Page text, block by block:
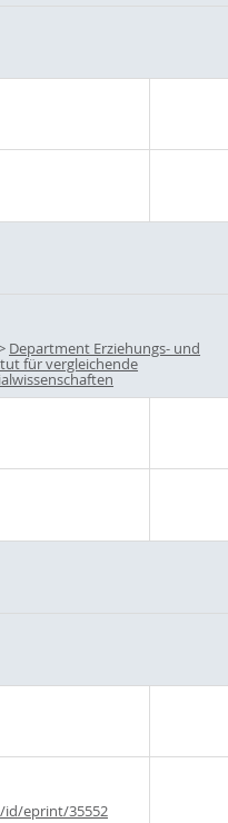
Department Erziehungs- und
für vergleichende
eprint/35552